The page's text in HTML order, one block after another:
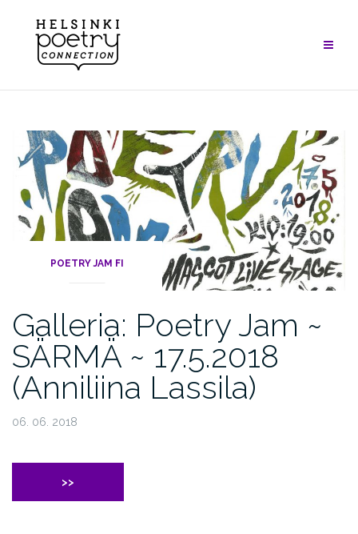
content
POETRY JAM FI
Galleria: Poetry Jam ~
SÄRMÄ ~ 17.5.2018
(Anniliina Lassila)
06. 06. 2018
>>